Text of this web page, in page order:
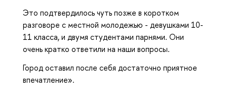
Это подтвердилось чуть позже в коротком
разговоре с местной молодежью - девушками 10-
11 класса, и двумя студентами парнями. Они
очень кратко ответили на наши вопросы.
Город оставил после себя достаточно приятное
впечатление».